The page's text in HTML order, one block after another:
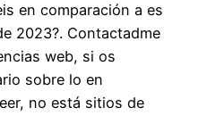
en comparación a es
2023?. Contactadme
web, si os
sobre lo en
no está sitios de